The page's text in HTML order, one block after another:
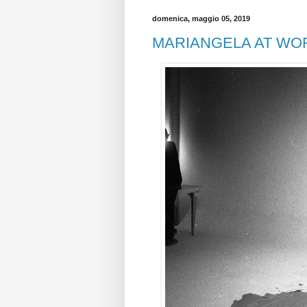
domenica, maggio 05, 2019
MARIANGELA AT